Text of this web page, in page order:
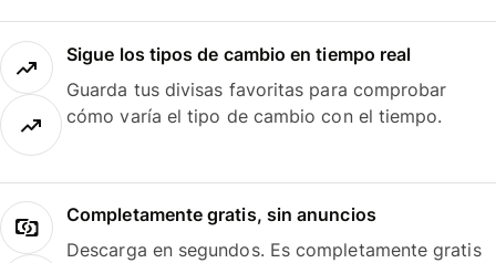
Sigue los tipos de cambio en tiempo real
Guarda tus divisas favoritas para comprobar
cómo varía el tipo de cambio con el tiempo.
Completamente gratis, sin anuncios
Descarga en segundos. Es completamente gratis